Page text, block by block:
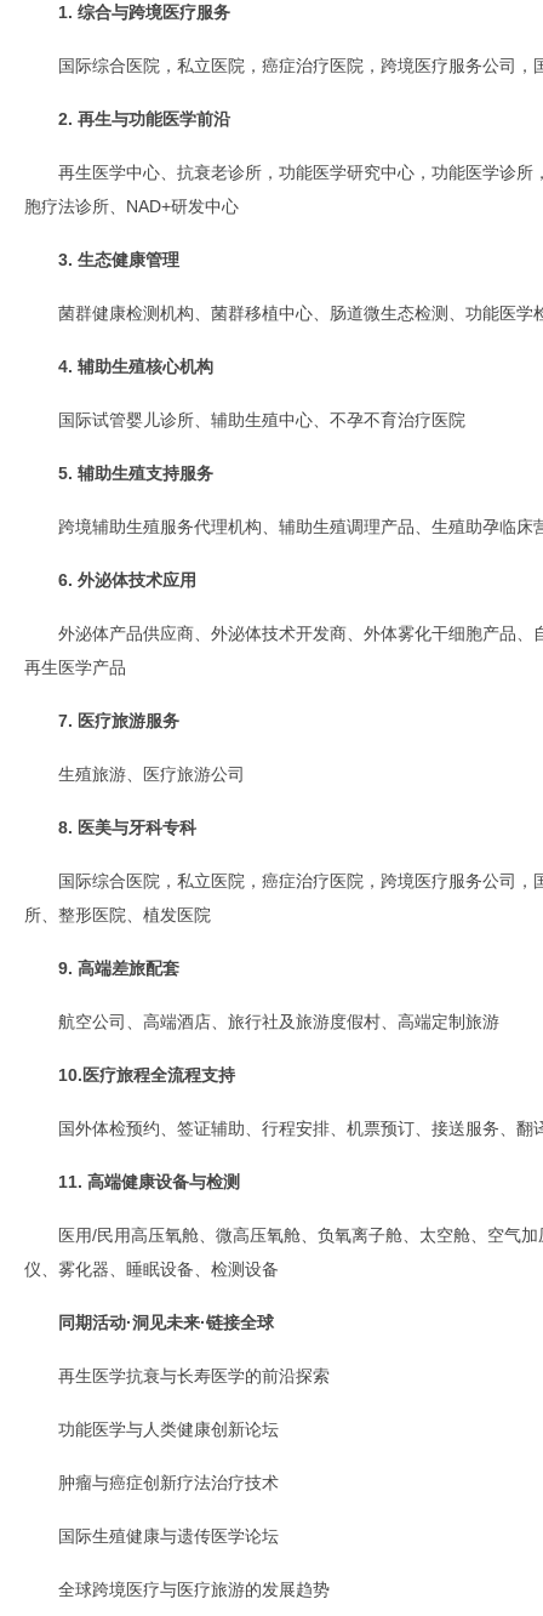
1. 综合与跨境医疗服务
国际综合医院，私立医院，癌症治疗医院，跨境医疗服务公司，
2. 再生与功能医学前沿
再生医学中心、抗衰老诊所，功能医学研究中心，功能医学诊
胞疗法诊所、NAD+研发中心
3. 生态健康管理
菌群健康检测机构、菌群移植中心、肠道微生态检测、功能医学
4. 辅助生殖核心机构
国际试管婴儿诊所、辅助生殖中心、不孕不育治疗医院
5. 辅助生殖支持服务
跨境辅助生殖服务代理机构、辅助生殖调理产品、生殖助孕临床
6. 外泌体技术应用
外泌体产品供应商、外泌体技术开发商、外体雾化干细胞产品
再生医学产品
7. 医疗旅游服务
生殖旅游、医疗旅游公司
8. 医美与牙科专科
国际综合医院，私立医院，癌症治疗医院，跨境医疗服务公司
所、整形医院、植发医院
9. 高端差旅配套
航空公司、高端酒店、旅行社及旅游度假村、高端定制旅游
10.医疗旅程全流程支持
国外体检预约、签证辅助、行程安排、机票预订、接送服务、翻
11. 高端健康设备与检测
医用/民用高压氧舱、微高压氧舱、负氧离子舱、太空舱、空气
仪、雾化器、睡眠设备、检测设备
同期活动·洞见未来·链接全球
再生医学抗衰与长寿医学的前沿探索
功能医学与人类健康创新论坛
肿瘤与癌症创新疗法治疗技术
国际生殖健康与遗传医学论坛
全球跨境医疗与医疗旅游的发展趋势